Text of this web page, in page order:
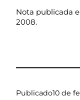
Nota publicada
2008.
Publicado10 de